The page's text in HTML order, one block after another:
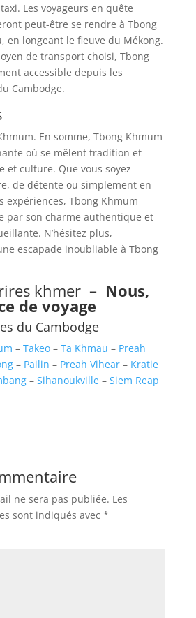
Les voyageurs en quête
peut-être se rendre à Tbong
en longeant le fleuve du Mékong.
de transport choisi, Tbong
accessible depuis les
Cambodge.
En somme, Tbong Khmum
où se mêlent tradition et
et culture. Que vous soyez
de détente ou simplement en
expériences, Tbong Khmum
par son charme authentique et
N’hésitez plus,
escapade inoubliable à Tbong
khmer – Nous,
de voyage
du Cambodge
– Takeo– Ta Khmau – Preah
– Pailin – Preah Vihear– Kratie
– Sihanoukville– Siem Reap
ne sera pas publiée. Les
sont indiqués avec *